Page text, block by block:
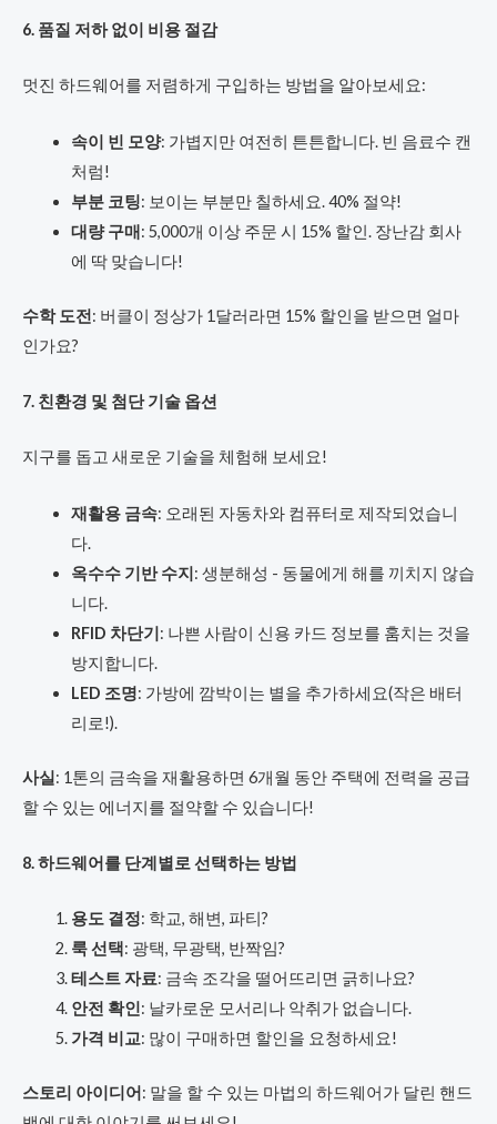
6. 품질 저하 없이 비용 절감
멋진 하드웨어를 저렴하게 구입하는 방법을 알아보세요:
속이 빈 모양: 가볍지만 여전히 튼튼합니다. 빈 음료수 캔
처럼!
부분 코팅: 보이는 부분만 칠하세요. 40% 절약!
대량 구매: 5,000개 이상 주문 시 15% 할인. 장난감 회사
에 딱 맞습니다!
수학 도전: 버클이 정상가 1달러라면 15% 할인을 받으면 얼마
인가요?
7. 친환경 및 첨단 기술 옵션
지구를 돕고 새로운 기술을 체험해 보세요!
재활용 금속: 오래된 자동차와 컴퓨터로 제작되었습니
다.
옥수수 기반 수지: 생분해성 - 동물에게 해를 끼치지 않습
니다.
RFID 차단기: 나쁜 사람이 신용 카드 정보를 훔치는 것을
방지합니다.
LED 조명: 가방에 깜박이는 별을 추가하세요(작은 배터
리로!).
사실: 1톤의 금속을 재활용하면 6개월 동안 주택에 전력을 공급
할 수 있는 에너지를 절약할 수 있습니다!
8. 하드웨어를 단계별로 선택하는 방법
용도 결정: 학교, 해변, 파티?
룩 선택: 광택, 무광택, 반짝임?
테스트 자료: 금속 조각을 떨어뜨리면 긁히나요?
안전 확인: 날카로운 모서리나 악취가 없습니다.
가격 비교: 많이 구매하면 할인을 요청하세요!
스토리 아이디어: 말을 할 수 있는 마법의 하드웨어가 달린 핸드